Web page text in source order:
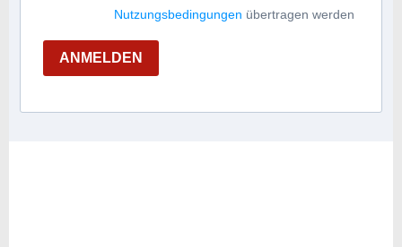
Nutzungsbedingungen übertragen werden
ANMELDEN